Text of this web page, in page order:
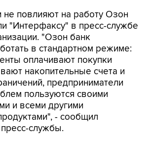
повлияют на работу Озон
"Интерфаксу" в пресс-службе
"Озон банк
в стандартном режиме:
оплачивают покупки
накопительные счета и
предприниматели
пользуются своими
и всеми другими
- сообщил
службы.